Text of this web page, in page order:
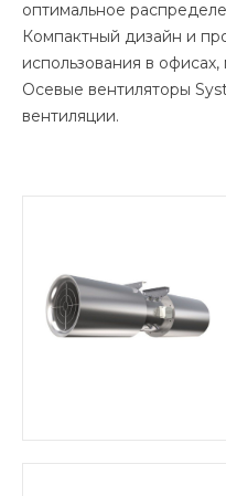
оптимальное
Компактный дизайн и
использования в
Осевые вентиляторы
вентиляции.